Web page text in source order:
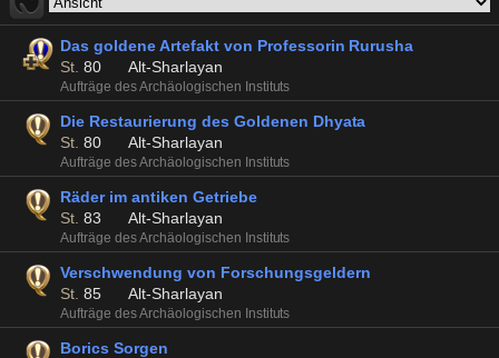
Das goldene Artefakt von Professorin Rurusha
St. 80 Alt-Sharlayan
Aufträge des Archäologischen Instituts
Die Restaurierung des Goldenen Dhyata
St. 80 Alt-Sharlayan
Aufträge des Archäologischen Instituts
Räder im antiken Getriebe
St. 83 Alt-Sharlayan
Aufträge des Archäologischen Instituts
Verschwendung von Forschungsgeldern
St. 85 Alt-Sharlayan
Aufträge des Archäologischen Instituts
Borics Sorgen